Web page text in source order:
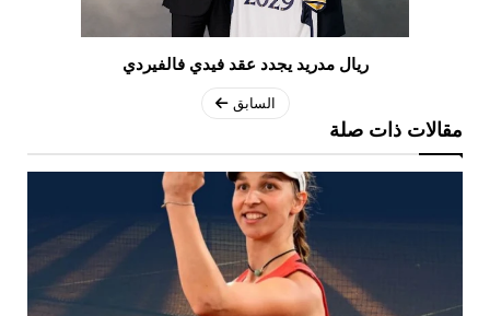
ريال مدريد يجدد عقد فيدي فالفيردي
السابق
مقالات ذات صلة